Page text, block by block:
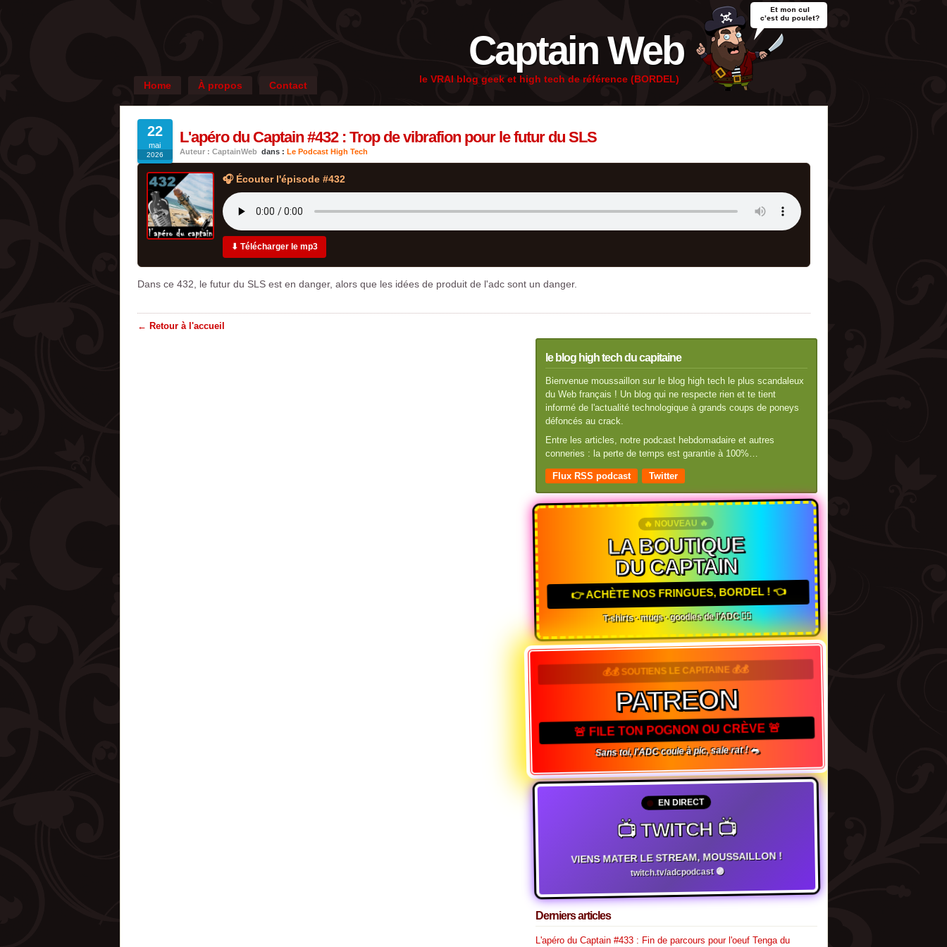
Captain Web
le VRAI blog geek et high tech de référence (BORDEL)
Home À propos Contact
22
mai
2026
L'apéro du Captain #432 : Trop de vibrafion pour le futur du SLS
Auteur : CaptainWeb dans : Le Podcast High Tech
🎧 Écouter l'épisode #432
⬇ Télécharger le mp3
Dans ce 432, le futur du SLS est en danger, alors que les idées de produit de l'adc sont un danger.
← Retour à l'accueil
le blog high tech du capitaine
Bienvenue moussaillon sur le blog high tech le plus scandaleux
du Web français ! Un blog qui ne respecte rien et te tient
informé de l'actualité technologique à grands coups de poneys
défoncés au crack.
Entre les articles, notre podcast hebdomadaire et autres
conneries : la perte de temps est garantie à 100%…
Flux RSS podcast Twitter
🔥 NOUVEAU 🔥
LA BOUTIQUE
DU CAPTAIN
👉 ACHÈTE NOS FRINGUES, BORDEL ! 👈
T-shirts · mugs · goodies de l'ADC 🏴‍☠️
💰💰 SOUTIENS LE CAPITAINE 💰💰
PATREON
🚨 FILE TON POGNON OU CRÈVE 🚨
Sans toi, l'ADC coule à pic, sale rat ! 🐀
EN DIRECT
📺 TWITCH 📺
VIENS MATER LE STREAM, MOUSSAILLON !
twitch.tv/adcpodcast 🟣
Derniers articles
L'apéro du Captain #433 : Fin de parcours pour l'oeuf Tenga du